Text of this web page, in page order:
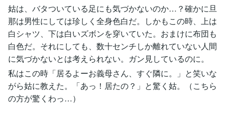
姑は、バタついている足にも気づかないのか…？確かに旦
那は男性にしては珍しく全身色白だ。しかもこの時、上は
白シャツ、下は白いズボンを穿いていた。おまけに布団も
白色だ。それにしても、数十センチしか離れていない人間
に気づかないとは考えられない。ガン見しているのに。
私はこの時「居るよーお義母さん、すぐ隣に。」と笑いな
がら姑に教えた。「あっ！居たの？」と驚く姑。（こちら
の方が驚くわっ…）